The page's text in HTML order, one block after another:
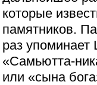
которые
памятников.
раз упоминает
«Самьютта-
или «сына